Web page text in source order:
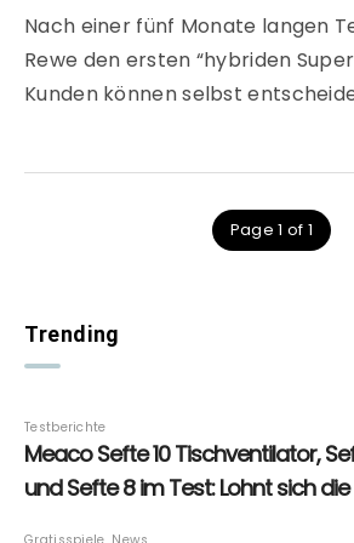
Nach einer fünf Monate langen
Rewe den ersten “hybriden
Kunden können selbst
Page 1 of 1
Trending